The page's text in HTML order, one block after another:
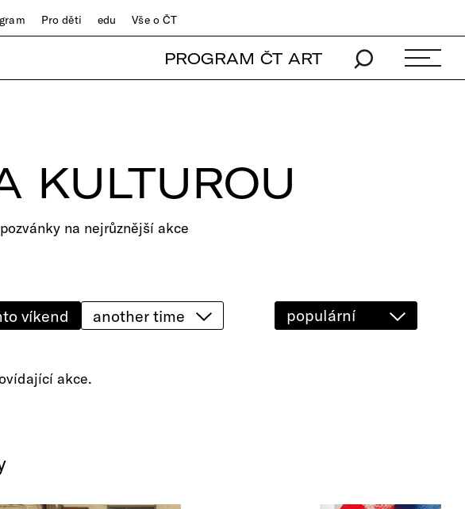
Pro děti edu Vše o ČT
PROGRAM ČT ART
KULTUROU
na nejrůznější akce
víkend populární
akce.